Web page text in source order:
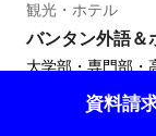
観光・ホテル
バンタン外語＆
大学部・専門部・
eスポーツ資料請